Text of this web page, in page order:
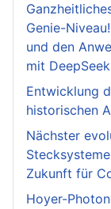
Genie-
und den
mit DeepSeek
Entwicklung
historischen
Nächster
Zukunft für
Hoyer-